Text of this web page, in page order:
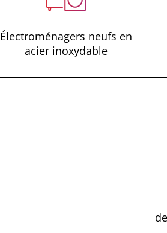
Électroménagers neufs en
acier inoxydable